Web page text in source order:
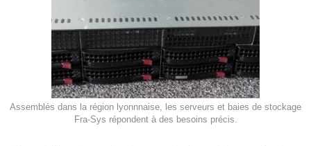
Assemblés dans la région lyonnnaise, les serveurs et baies de stockage
Fra-Sys répondent à des besoins précis.